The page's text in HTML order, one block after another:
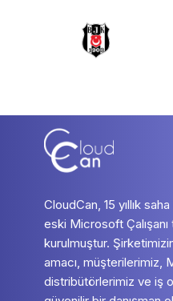
CloudCan, 15 yıllık
eski Microsoft Çalışanı
kurulmuştur.
amacı, müşterilerimiz,
distribütörlerimiz ve iş